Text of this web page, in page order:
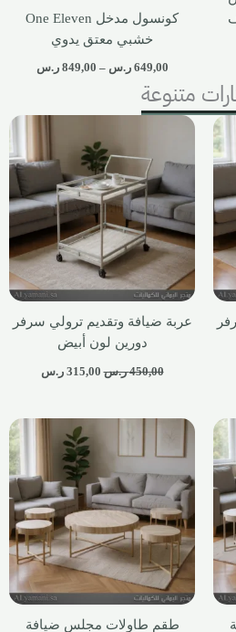
كونسول مدخل One Eleven
خشبي معتق يدوي
649,00 ر.س –
849,00 ر.س
متنوعة
عربة ضيافة وتقديم ترولي سرفر
دورين لون أبيض
450,00 ر.س 315,00 ر.س
طقم طاولات مجلس ضيافة